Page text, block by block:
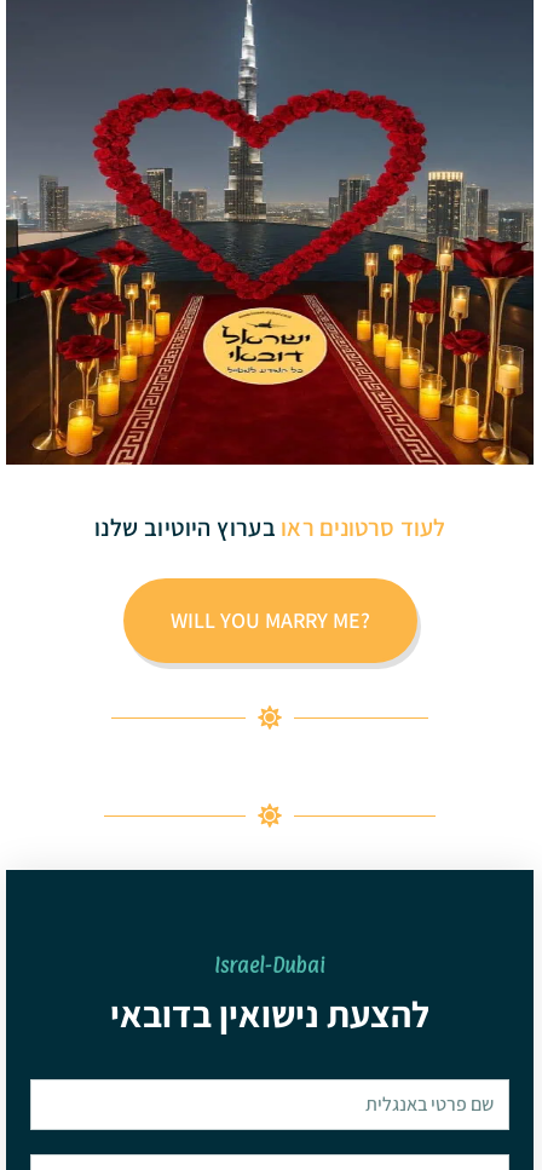
לעוד סרטונים ראו בערוץ היוטיוב שלנו
?WILL YOU MARRY ME
Israel-Dubai
להצעת נישואין בדובאי